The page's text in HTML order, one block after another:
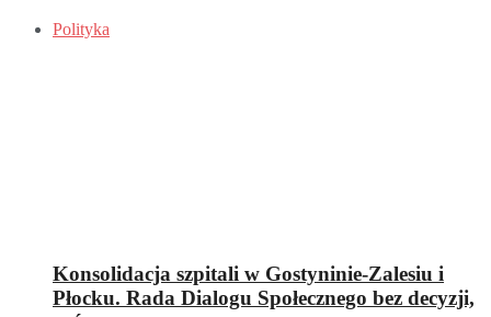
Polityka
Konsolidacja szpitali w Gostyninie-Zalesiu i
Płocku. Rada Dialogu Społecznego bez decyzji,